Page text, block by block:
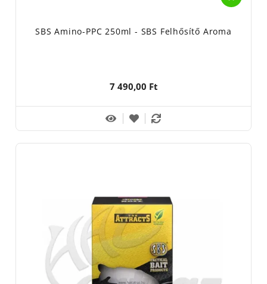
SBS Amino-PPC 250ml - SBS Felhősítő Aroma
7 490,00 Ft